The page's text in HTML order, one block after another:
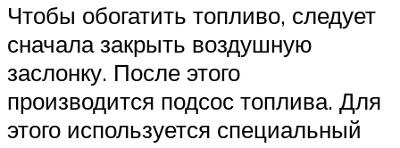
Чтобы обогатить топливо, следует
сначала закрыть воздушную
заслонку. После этого
производится подсос топлива. Для
этого используется специальный